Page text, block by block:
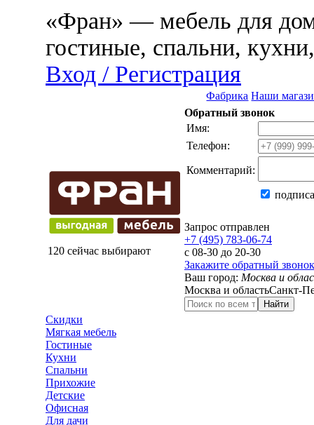
«Фран» — мебель для
гостиные, спальни,
Вход / Регистрация
Фабрика Наши
120 сейчас выбирают
Обратный звонок
Имя:
Телефон:
Комментарий:
Запрос отправлен
+7 (495) 783-06-74
с 08-30 до 20-30
Закажите обратный звонок
Ваш город: Москва и
Москва и областьСанкт-
Найти
Скидки
Мягкая мебель
Гостиные
Кухни
Спальни
Прихожие
Детские
Офисная
Для дачи